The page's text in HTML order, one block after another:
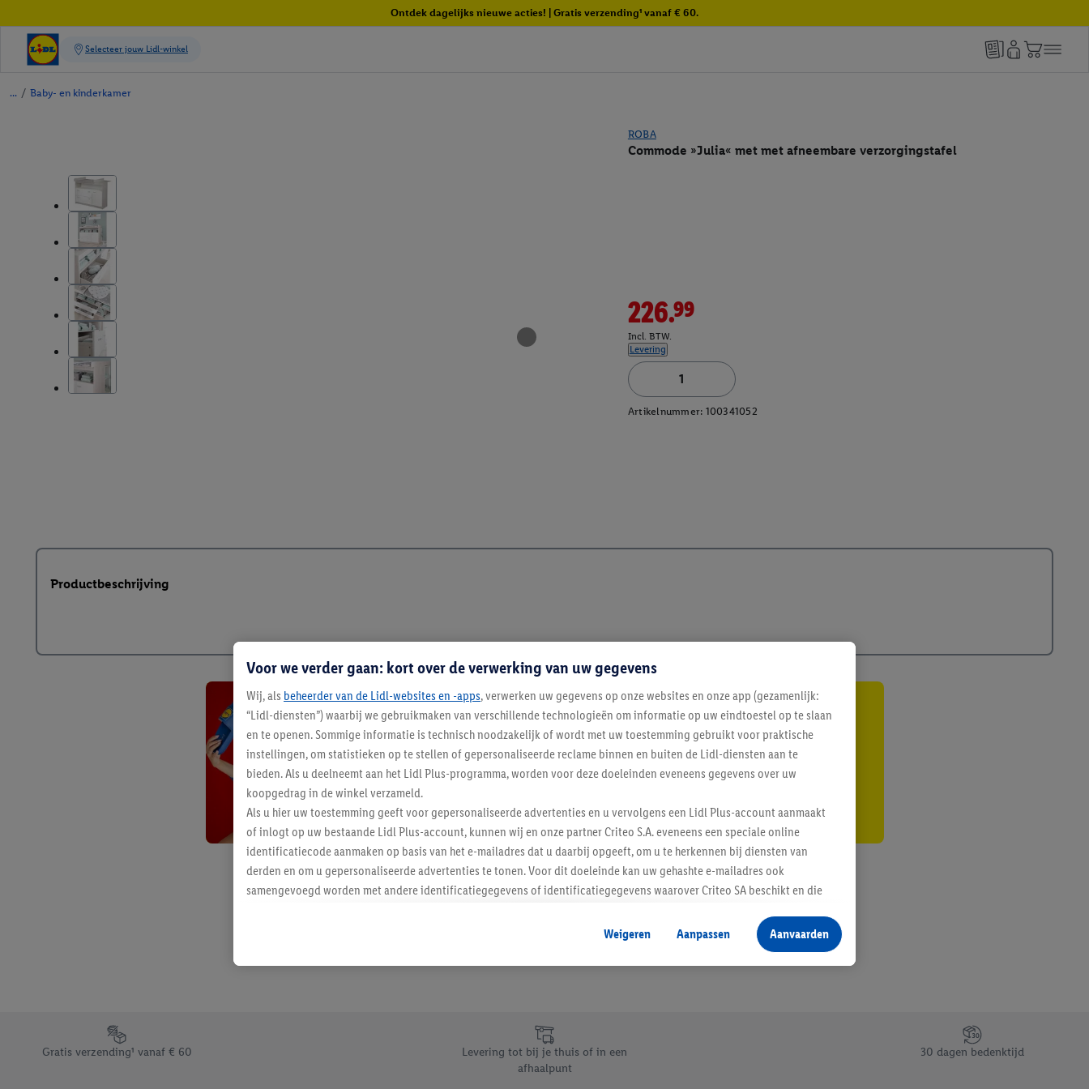
Ontdek dagelijks nieuwe acties! | Gratis verzending¹ vanaf € 60.
/ Baby- en kinderkamer
ROBA
Commode »Julia« met met afneembare verzorgingstafel
226.99
Incl. BTW.
Levering
Artikelnummer: 100341052
Productbeschrijving
Blijf op de hoogte
Schrijf je in op de newsletter
Footerelement met de verschillende USPs van Lidl.be
Gratis verzending¹ vanaf € 60
Levering tot bij je thuis of in een
afhaalpunt
30 dagen bedenktijd
Voor we verder gaan: kort over de verwerking van uw gegevens
Wij, als beheerder van de Lidl-websites en -apps, verwerken uw gegevens op onze websites en onze app (gezamenlijk:
“Lidl-diensten”) waarbij we gebruikmaken van verschillende technologieën om informatie op uw eindtoestel op te slaan
en te openen. Sommige informatie is technisch noodzakelijk of wordt met uw toestemming gebruikt voor praktische
instellingen, om statistieken op te stellen of gepersonaliseerde reclame binnen en buiten de Lidl-diensten aan te
bieden. Als u deelneemt aan het Lidl Plus-programma, worden voor deze doeleinden eveneens gegevens over uw
koopgedrag in de winkel verzameld.
Als u hier uw toestemming geeft voor gepersonaliseerde advertenties en u vervolgens een Lidl Plus-account aanmaakt
of inlogt op uw bestaande Lidl Plus-account, kunnen wij en onze partner Criteo S.A. eveneens een speciale online
identificatiecode aanmaken op basis van het e-mailadres dat u daarbij opgeeft, om u te herkennen bij diensten van
derden en om u gepersonaliseerde advertenties te tonen. Voor dit doeleinde kan uw gehashte e-mailadres ook
samengevoegd worden met andere identificatiegegevens of identificatiegegevens waarover Criteo SA beschikt en die
Als u hiermee akkoord gaat, kunnen advertenties in het kader van retargeting, d.w.z. advertenties voor producten waarin
u interesse hebt getoond (bijvoorbeeld door het product in de webshop aan uw winkelmandje toe te voegen, maar het
niet te kopen), ook op verschillende apparaten en verschillende Lidl-diensten worden weergegeven als er met behulp
Onder “Aanpassen” kunt u individuele doeleinden toestaan en meer informatie vinden over de gegevensverwerking.
Door op “weigeren” te klikken, kunt u alleen het gebruik van de noodzakelijke technologieën toestaan. Door op
“aanvaarden” te klikken, stemt u in met alle verwerkingen voor alle bovengenoemde doeleinden. Meer informatie,
Weigeren Aanpassen Aanvaarden